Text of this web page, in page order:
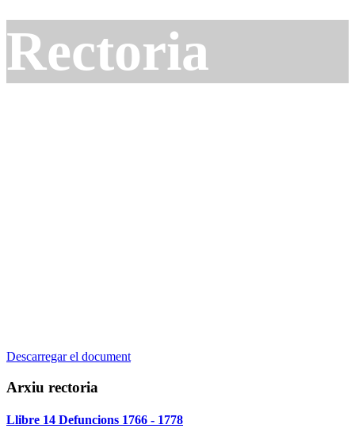
Rectoria
Descarregar el document
Arxiu rectoria
Llibre 14 Defuncions 1766 - 1778